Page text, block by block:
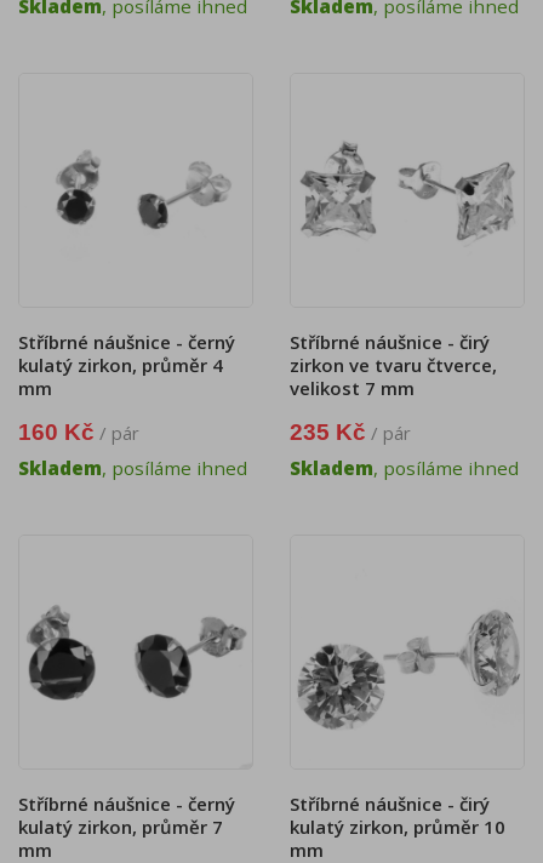
Skladem, posíláme ihned
Skladem, posíláme ihned
Stříbrné náušnice - černý
kulatý zirkon, průměr 4
mm
160 Kč / pár
Skladem, posíláme ihned
Stříbrné náušnice - čirý
zirkon ve tvaru čtverce,
velikost 7 mm
235 Kč / pár
Skladem, posíláme ihned
Stříbrné náušnice - černý
kulatý zirkon, průměr 7
mm
Stříbrné náušnice - čirý
kulatý zirkon, průměr 10
mm